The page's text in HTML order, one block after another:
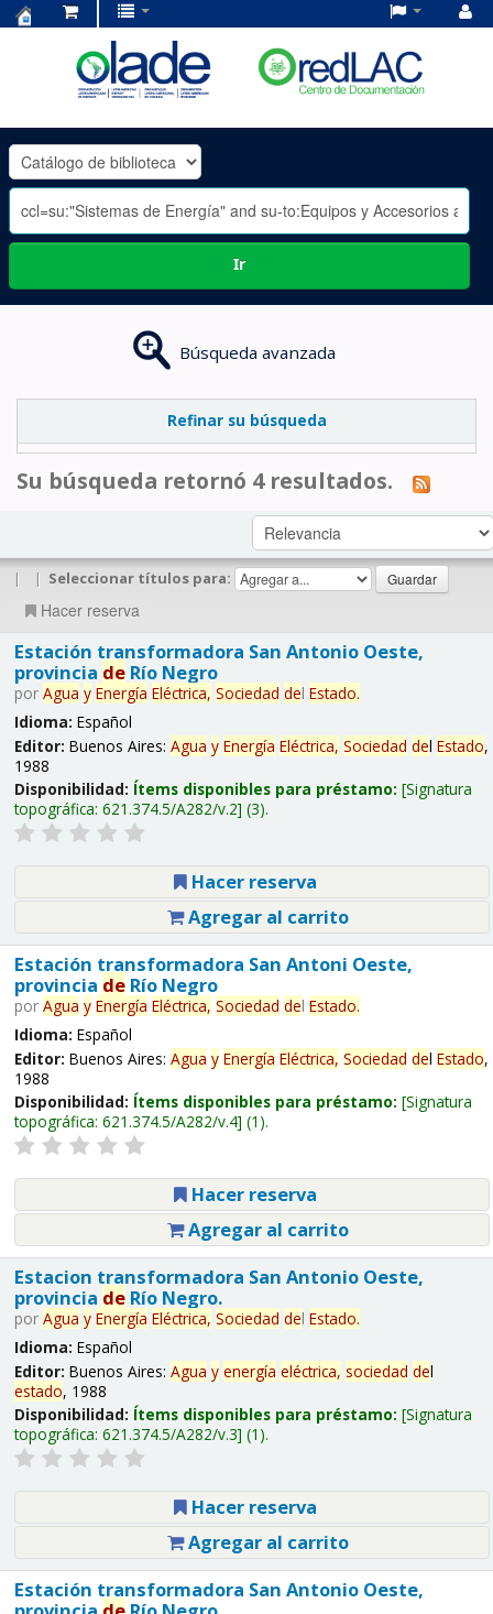
OLADE
-
Ir
Búsqueda avanzada
Refinar su búsqueda
Su búsqueda retornó 4 resultados.
| | Seleccionar títulos para:
Hacer reserva
Estación transformadora San Antonio Oeste,
provincia deRío Negro
por Agua y Energía Eléctrica, Sociedad del Estado.
Idioma: Español
Editor: Buenos Aires: Agua y Energía Eléctrica, Sociedad del Estado,
1988
Disponibilidad: Ítems disponibles para préstamo: Signatura
topográfica: 621.374.5/A282/v.2 (3).
Hacer reserva
Agregar al carrito
Estación transformadora San Antoni Oeste,
provincia deRío Negro
por Agua y Energía Eléctrica, Sociedad del Estado.
Idioma: Español
Editor: Buenos Aires: Agua y Energía Eléctrica, Sociedad del Estado,
1988
Disponibilidad: Ítems disponibles para préstamo: Signatura
topográfica: 621.374.5/A282/v.4 (1).
Hacer reserva
Agregar al carrito
Estacion transformadora San Antonio Oeste,
provincia deRío Negro.
por Agua y Energía Eléctrica, Sociedad del Estado.
Idioma: Español
Editor: Buenos Aires: Agua y energía eléctrica, sociedad del
estado, 1988
Disponibilidad: Ítems disponibles para préstamo: Signatura
topográfica: 621.374.5/A282/v.3 (1).
Hacer reserva
Agregar al carrito
Estación transformadora San Antonio Oeste,